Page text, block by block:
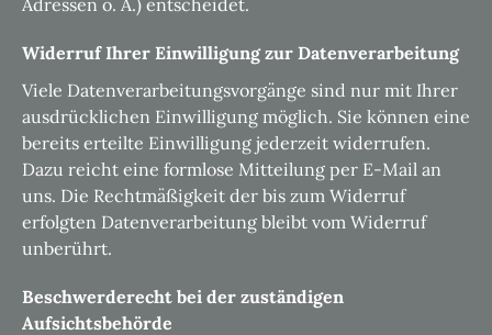
Adressen o. Ä.) entscheidet.
Widerruf Ihrer Einwilligung zur Datenverarbeitung
Viele Datenverarbeitungsvorgänge sind nur mit Ihrer
ausdrücklichen Einwilligung möglich. Sie können eine
bereits erteilte Einwilligung jederzeit widerrufen.
Dazu reicht eine formlose Mitteilung per E-Mail an
uns. Die Rechtmäßigkeit der bis zum Widerruf
erfolgten Datenverarbeitung bleibt vom Widerruf
unberührt.
Beschwerderecht bei der zuständigen
Aufsichtsbehörde